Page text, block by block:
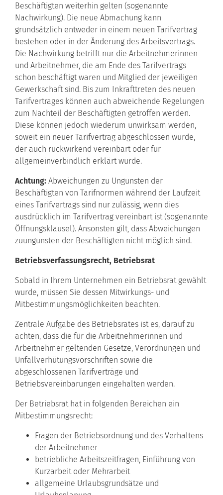
Beschäftigten weiterhin gelten (sogenannte
Nachwirkung). Die neue Abmachung kann
grundsätzlich entweder in einem neuen Tarifvertrag
bestehen oder in der Änderung des Arbeitsvertrags.
Die Nachwirkung betrifft nur die Arbeitnehmerinnen
und Arbeitnehmer, die am Ende des Tarifvertrags
schon beschäftigt waren und Mitglied der jeweiligen
Gewerkschaft sind. Bis zum Inkrafttreten des neuen
Tarifvertrages können auch abweichende Regelungen
zum Nachteil der Beschäftigten getroffen werden.
Diese können jedoch wiederum unwirksam werden,
soweit ein neuer Tarifvertrag abgeschlossen wurde,
der auch rückwirkend vereinbart oder für
allgemeinverbindlich erklärt wurde.
Achtung: Abweichungen zu Ungunsten der
Beschäftigten von Tarifnormen während der Laufzeit
eines Tarifvertrags sind nur zulässig, wenn dies
ausdrücklich im Tarifvertrag vereinbart ist (sogenannte
Öffnungsklausel). Ansonsten gilt, dass Abweichungen
zuungunsten der Beschäftigten nicht möglich sind.
Betriebsverfassungsrecht, Betriebsrat
Sobald in Ihrem Unternehmen ein Betriebsrat gewählt
wurde, müssen Sie dessen Mitwirkungs- und
Mitbestimmungsmöglichkeiten beachten.
Zentrale Aufgabe des Betriebsrates ist es, darauf zu
achten, dass die für die Arbeitnehmerinnen und
Arbeitnehmer geltenden Gesetze, Verordnungen und
Unfallverhütungsvorschriften sowie die
abgeschlossenen Tarifverträge und
Betriebsvereinbarungen eingehalten werden.
Der Betriebsrat hat in folgenden Bereichen ein
Mitbestimmungsrecht:
Fragen der Betriebsordnung und des Verhaltens
der Arbeitnehmer
betriebliche Arbeitszeitfragen, Einführung von
Kurzarbeit oder Mehrarbeit
allgemeine Urlaubsgrundsätze und